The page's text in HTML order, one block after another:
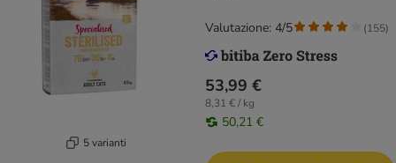
5 varianti
53,99 €
8,31 € / kg
50,21 €
Valutazione: 4/5 (155)